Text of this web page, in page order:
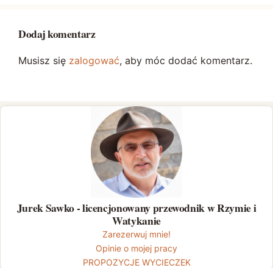
Dodaj komentarz
Musisz się zalogować, aby móc dodać komentarz.
Jurek Sawko - licencjonowany przewodnik w Rzymie i
Watykanie
Zarezerwuj mnie!
Opinie o mojej pracy
PROPOZYCJE WYCIECZEK